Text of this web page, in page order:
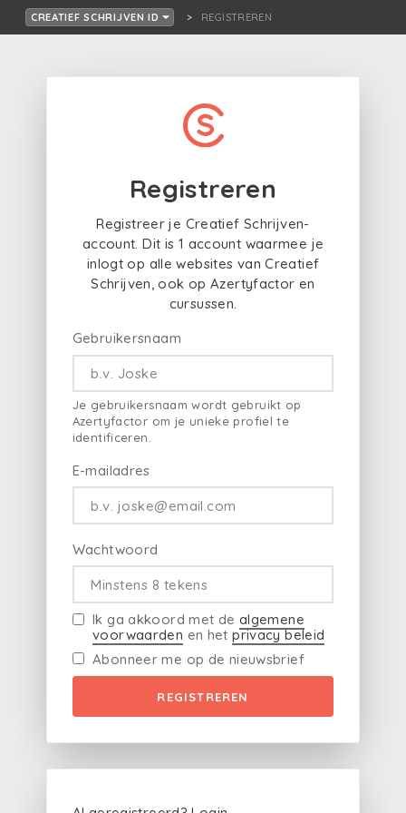
CREATIEF SCHRIJVEN ID REGISTREREN
Registreren
Registreer je Creatief Schrijven-
account. Dit is 1 account waarmee je
inlogt op alle websites van Creatief
Schrijven, ook op Azertyfactor en
cursussen.
Gebruikersnaam
Je gebruikersnaam wordt gebruikt op
Azertyfactor om je unieke profiel te
identificeren.
E-mailadres
Wachtwoord
Ik ga akkoord met de algemene
voorwaarden en hetprivacy beleid
Abonneer me op de nieuwsbrief
REGISTREREN